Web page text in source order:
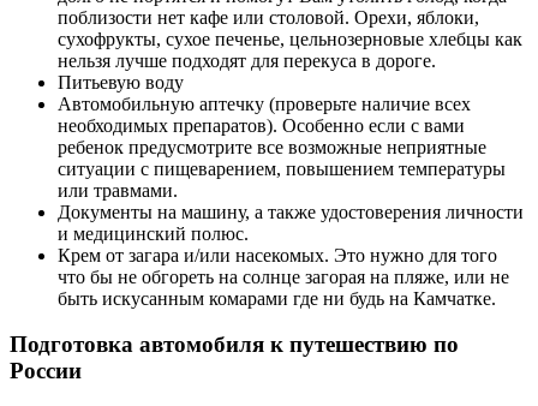
поблизости нет кафе или столовой. Орехи, яблоки,
сухофрукты, сухое печенье, цельнозерновые хлебцы как
нельзя лучше подходят для перекуса в дороге.
Питьевую воду
Автомобильную аптечку (проверьте наличие всех
необходимых препаратов). Особенно если с вами
ребенок предусмотрите все возможные неприятные
ситуации с пищеварением, повышением температуры
или травмами.
Документы на машину, а также удостоверения личности
и медицинский полюс.
Крем от загара и/или насекомых. Это нужно для того
что бы не обгореть на солнце загорая на пляже, или не
быть искусанным комарами где ни будь на Камчатке.
Подготовка автомобиля к путешествию по
России